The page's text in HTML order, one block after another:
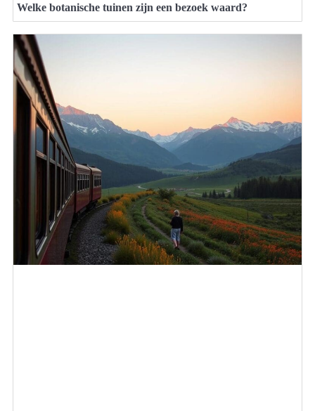
Welke botanische tuinen zijn een bezoek waard?